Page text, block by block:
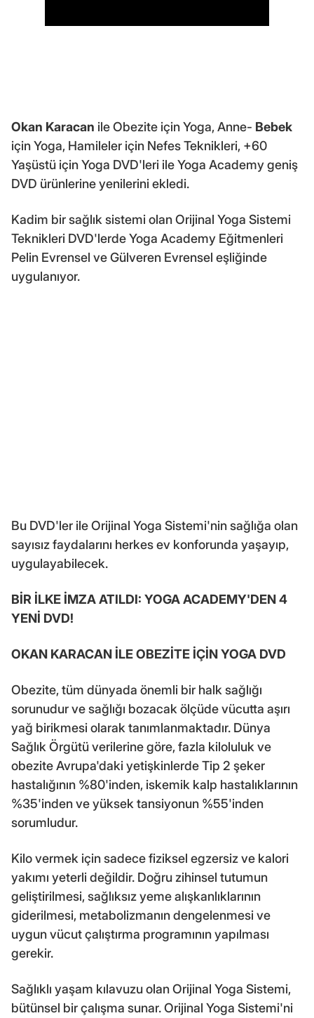
Okan Karacan ile Obezite için Yoga, Anne- Bebek
için Yoga, Hamileler için Nefes Teknikleri, +60
Yaşüstü için Yoga DVD'leri ile Yoga Academy geniş
DVD ürünlerine yenilerini ekledi.
Kadim bir sağlık sistemi olan Orijinal Yoga Sistemi
Teknikleri DVD'lerde Yoga Academy Eğitmenleri
Pelin Evrensel ve Gülveren Evrensel eşliğinde
uygulanıyor.
Bu DVD'ler ile Orijinal Yoga Sistemi'nin sağlığa olan
sayısız faydalarını herkes ev konforunda yaşayıp,
uygulayabilecek.
BİR İLKE İMZA ATILDI: YOGA ACADEMY'DEN 4
YENİ DVD!
OKAN KARACAN İLE OBEZİTE İÇİN YOGA DVD
Obezite, tüm dünyada önemli bir halk sağlığı
sorunudur ve sağlığı bozacak ölçüde vücutta aşırı
yağ birikmesi olarak tanımlanmaktadır. Dünya
Sağlık Örgütü verilerine göre, fazla kiloluluk ve
obezite Avrupa'daki yetişkinlerde Tip 2 şeker
hastalığının %80'inden, iskemik kalp hastalıklarının
%35'inden ve yüksek tansiyonun %55'inden
sorumludur.
Kilo vermek için sadece fiziksel egzersiz ve kalori
yakımı yeterli değildir. Doğru zihinsel tutumun
geliştirilmesi, sağlıksız yeme alışkanlıklarının
giderilmesi, metabolizmanın dengelenmesi ve
uygun vücut çalıştırma programının yapılması
gerekir.
Sağlıklı yaşam kılavuzu olan Orijinal Yoga Sistemi,
bütünsel bir çalışma sunar. Orijinal Yoga Sistemi'ni